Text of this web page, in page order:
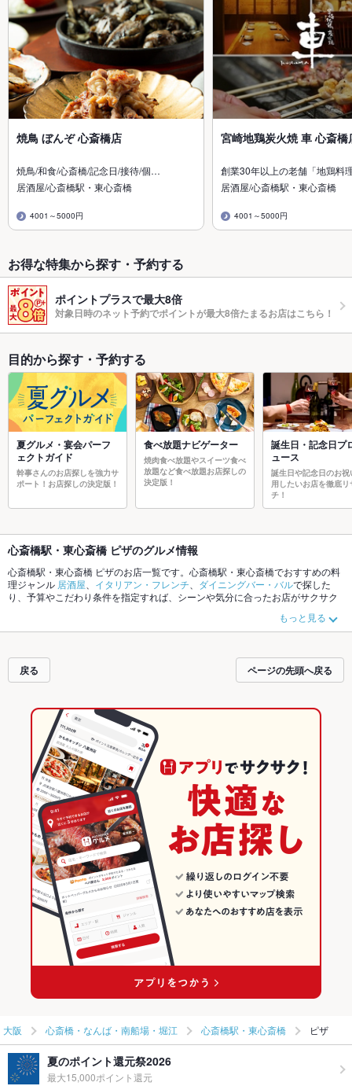
焼鳥 ぼんぞ 心斎橋店
焼鳥/和食/心斎橋/記念日/接待/個…
居酒屋/心斎橋駅・東心斎橋
4001～5000円
宮崎地鶏炭火焼 車 心斎橋
創業30年以上の老舗「地鶏料
居酒屋/心斎橋駅・東心斎橋
4001～5000円
お得な特集から探す・予約する
ポイントプラスで最大8倍
対象日時のネット予約でポイントが最大8倍たまるお店はこちら！
目的から探す・予約する
夏グルメ・宴会パーフ
ェクトガイド
幹事さんのお店探しを強力サ
ポート！お店探しの決定版！
食べ放題ナビゲーター
焼肉食べ放題やスイーツ食べ
放題など食べ放題お店探しの
決定版！
誕生日・記念日プ
ュース
誕生日や記念日のお祝
用したいお店を徹底リ
チ！
心斎橋駅・東心斎橋 ピザのグルメ情報
心斎橋駅・東心斎橋 ピザのお店一覧です。心斎橋駅・東心斎橋でおすすめの料
理ジャンル 居酒屋 イタリアン・フレンチ ダイニングバー・バルで探した
り、予算やこだわり条件を指定すれば、シーンや気分に合ったお店がサクサク
もチェックしてみてください。ホットペッパーグ
ルメなら、お得なクーポンはもちろん、こだわりメニューからあげ、お茶漬
安心！24時間使える簡単便利なネット予約が使えるお店も拡大中です。友達ど
うしの飲み会にも、会社の宴会にも、デートやパーティーにもお得に便利にホ
ットペッパーグルメをご利用ください。
もっと見る
戻る ページの先頭へ戻る
大阪 心斎橋・なんば・南船場・堀江 心斎橋駅・東心斎橋 ピザ
夏のポイント還元祭2026
最大15,000ポイント還元